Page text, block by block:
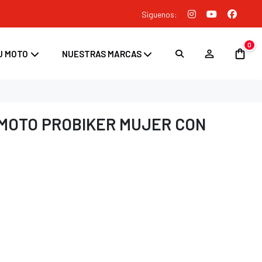
Siguenos:
MOTO NUESTRAS MARCAS
0
PROBIKER MUJER CON